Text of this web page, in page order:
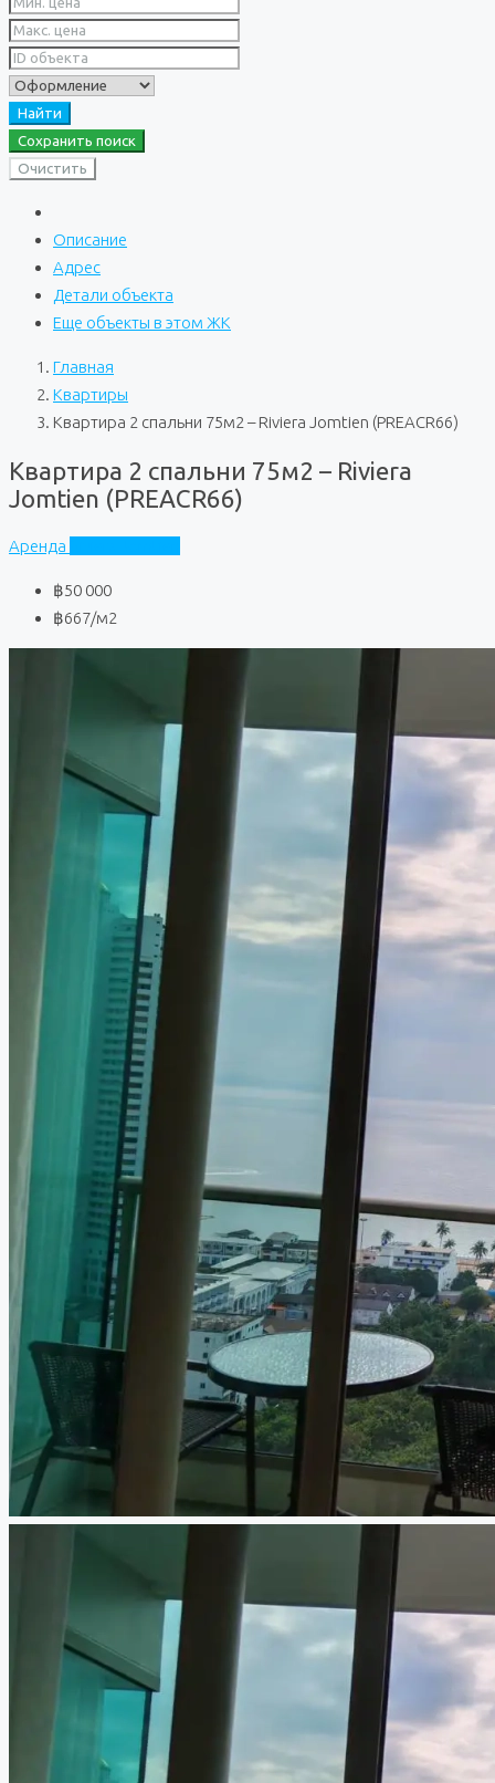
Найти
Сохранить поиск
Очистить
Описание
Адрес
Детали объекта
Еще объекты в этом ЖК
Главная
Квартиры
Квартира 2 спальни 75м2 – Riviera Jomtien (PREACR66)
Квартира 2 спальни 75м2 – Riviera
Jomtien (PREACR66)
Аренда
฿50 000
฿667/м2